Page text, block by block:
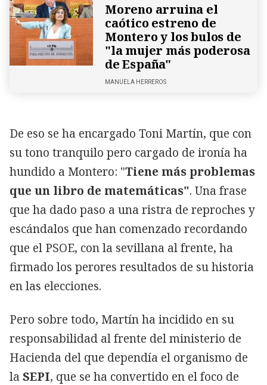
Moreno arruina el
caótico estreno de
Montero y los bulos de
"la mujer más poderosa
de España"
MANUELA HERREROS
De eso se ha encargado Toni Martín, que con
su tono tranquilo pero cargado de ironía ha
hundido a Montero: "Tiene más problemas
que un libro de matemáticas". Una frase
que ha dado paso a una ristra de reproches y
escándalos que han comenzado recordando
que el PSOE, con la sevillana al frente, ha
firmado los perores resultados de su historia
en las elecciones.
Pero sobre todo, Martín ha incidido en su
responsabilidad al frente del ministerio de
Hacienda del que dependía el organismo de
la SEPI, que se ha convertido en el foco de